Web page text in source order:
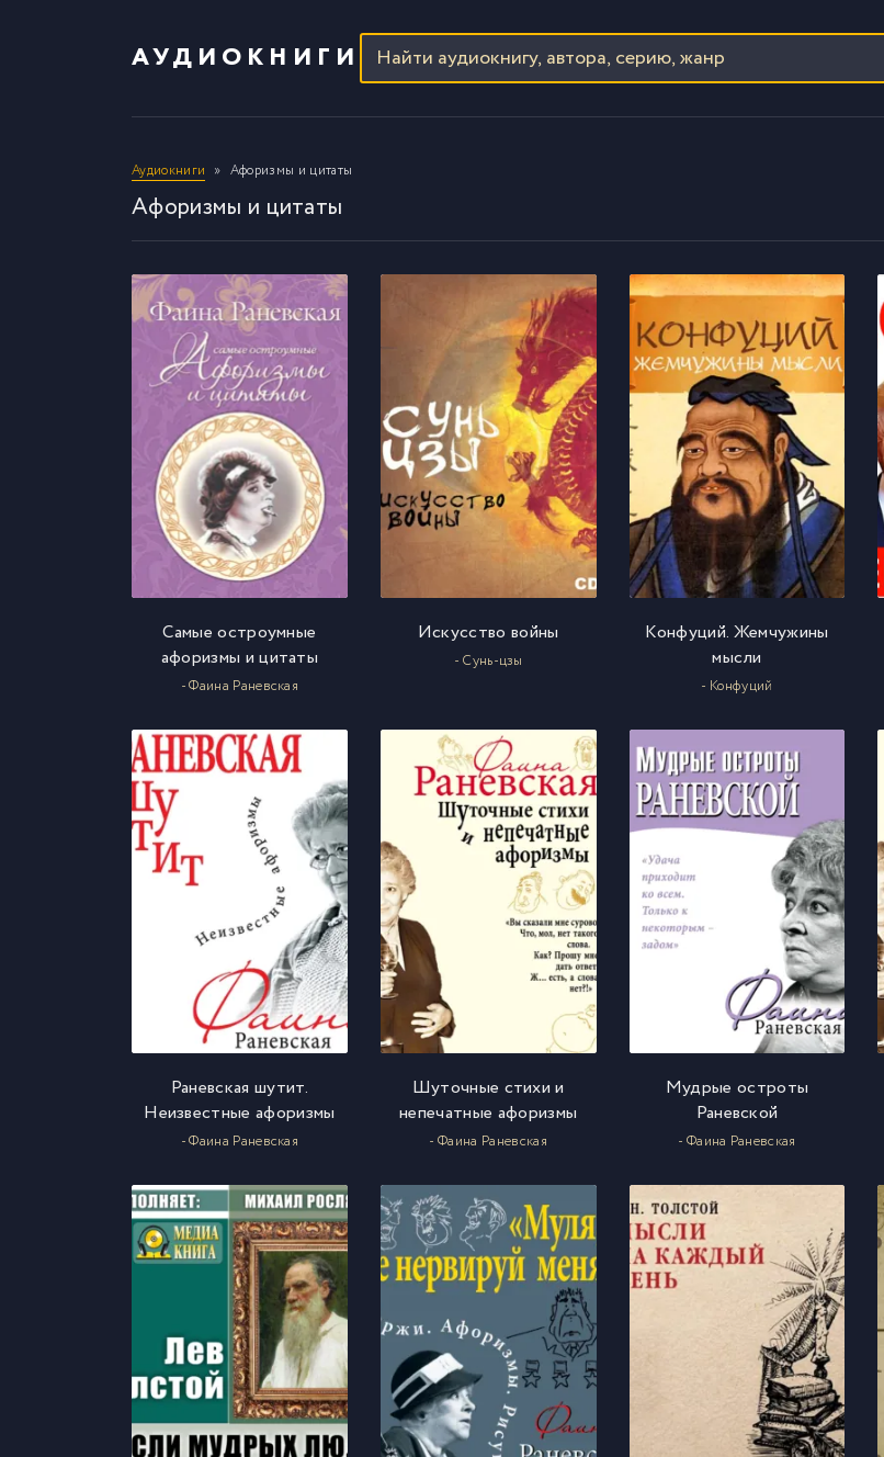
АУДИОКНИГИ
Аудиокниги Афоризмы и цитаты
Афоризмы и цитаты
Самые остроумные
афоризмы и цитаты
- Фаина Раневская
Искусство войны
- Сунь-цзы
Конфуций. Жемчужины
мысли
- Конфуций
Раневская шутит.
Неизвестные афоризмы
- Фаина Раневская
Шуточные стихи и
непечатные афоризмы
- Фаина Раневская
Мудрые остроты
Раневской
- Фаина Раневская